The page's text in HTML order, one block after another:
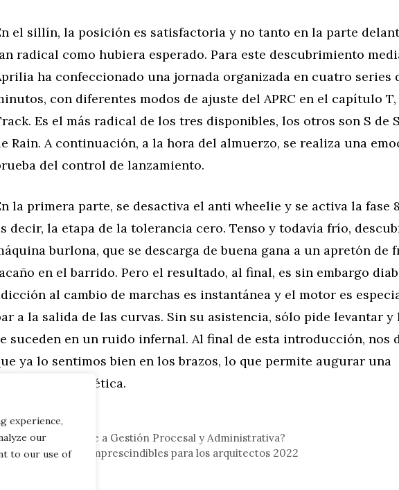
experience,
our
to our use of
el sillín, la posición es satisfactoria y no tanto en la parte
radical como hubiera esperado. Para este descubrimiento
ha confeccionado una jornada organizada en cuatro series
con diferentes modos de ajuste del APRC en el capítulo
Es el más radical de los tres disponibles, los otros son S de
Rain. A continuación, a la hora del almuerzo, se realiza una
del control de lanzamiento.
la primera parte, se desactiva el anti wheelie y se activa la fase
decir, la etapa de la tolerancia cero. Tenso y todavía frío,
burlona, que se descarga de buena gana a un apretón de
en el barrido. Pero el resultado, al final, es sin embargo
al cambio de marchas es instantánea y el motor es
a la salida de las curvas. Sin su asistencia, sólo pide levantar y
suceden en un ruido infernal. Al final de esta introducción, nos
ya lo sentimos bien en los brazos, lo que permite augurar una
continuación atlética.
Categorías
Motor
¿Cómo se accede a Gestión Procesal y Administrativa?
Los programas imprescindibles para los arquitectos 2022